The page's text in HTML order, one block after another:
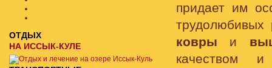
придает им
трудолюбивых
ковры и
качеством и
ОТДЫХ
НА ИССЫК-КУЛЕ